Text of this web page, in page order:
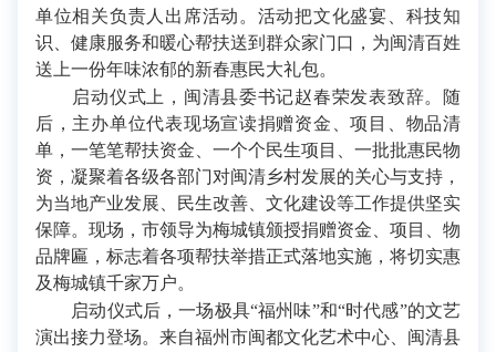
单位相关负责人出席活动。活动把文化盛宴、科技知
识、健康服务和暖心帮扶送到群众家门口，为闽清百姓
送上一份年味浓郁的新春惠民大礼包。
启动仪式上，闽清县委书记赵春荣发表致辞。随
后，主办单位代表现场宣读捐赠资金、项目、物品清
单，一笔笔帮扶资金、一个个民生项目、一批批惠民物
资，凝聚着各级各部门对闽清乡村发展的关心与支持，
为当地产业发展、民生改善、文化建设等工作提供坚实
保障。现场，市领导为梅城镇颁授捐赠资金、项目、物
品牌匾，标志着各项帮扶举措正式落地实施，将切实惠
及梅城镇千家万户。
启动仪式后，一场极具“福州味”和“时代感”的文艺
演出接力登场。来自福州市闽都文化艺术中心、闽清县